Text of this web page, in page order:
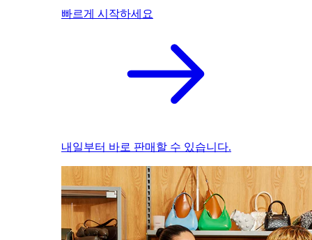
빠르게 시작하세요
내일부터 바로 판매할 수 있습니다.